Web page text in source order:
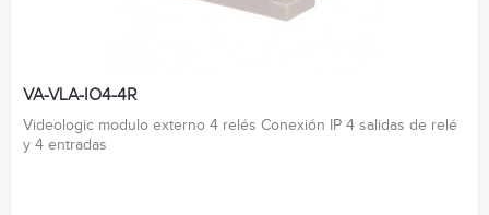
VA-VLA-IO4-4R
Videologic modulo externo 4 relés Conexión IP 4 salidas de relé
y 4 entradas